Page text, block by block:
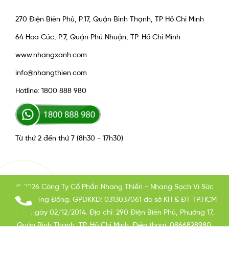
270 Điện Biên Phủ, P.17, Quận Bình Thạnh, TP Hồ Chí Minh
64 Hoa Cúc, P.7, Quận Phú Nhuận, TP. Hồ Chí Minh
www.nhangxanh.com
info@nhangthien.com
Hotline: 1800 888 980
Từ thứ 2 đến thứ 7 (8h30 - 17h30)
© 2026 Công Ty Cổ Phần Nhang Thiền - Nhang Sạch Vì Sức
Khỏe Cộng Đồng. GPDKKD: 0313037061 do sở KH & ĐT TP.HCM
cấp ngày 02/12/2014. Địa chỉ: 290 Điện Biên Phủ, Phường 17,
Quận Bình Thạnh, TP. Hồ Chí Minh. Điện thoại: 0866828980.